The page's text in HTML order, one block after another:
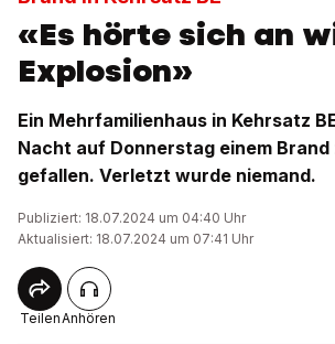
«Es hörte sich an
Explosion»
Ein Mehrfamilienhaus in Kehrsatz
Nacht auf Donnerstag einem Brand
gefallen. Verletzt wurde niemand.
Publiziert: 18.07.2024 um 04:40 Uhr
Aktualisiert: 18.07.2024 um 07:41 Uhr
TeilenAnhören